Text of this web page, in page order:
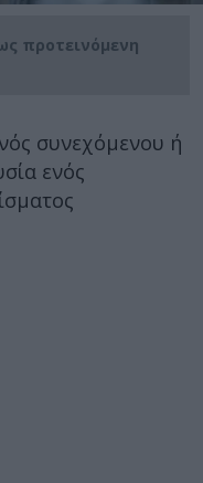
προτεινόμενη
συνεχόμενου ή
ενός